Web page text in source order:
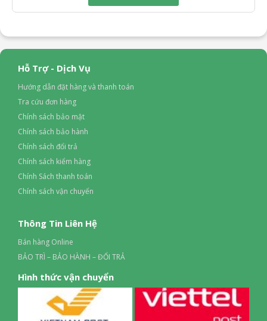
Hỗ Trợ - Dịch Vụ
Hướng dẫn đặt hàng và thanh toán
Tra cứu đơn hàng
Chính sách bảo mật
Chính sách bảo hành
Chính sách đổi trả
Chính sách kiểm hàng
Chính Sách thanh toán
Chính sách vận chuyển
Thông Tin Liên Hệ
Bán hàng Online
BẢO TRÌ – BẢO HÀNH – ĐỔI TRẢ
Hình thức vận chuyển